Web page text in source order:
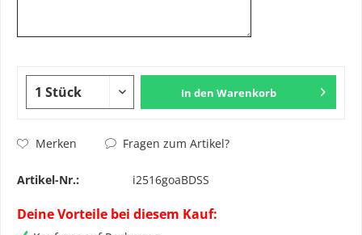
In den Warenkorb
Merken Fragen zum Artikel?
Artikel-Nr.: i2516goaBDSS
Deine Vorteile bei diesem Kauf: